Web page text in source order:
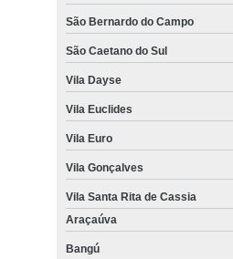
São Bernardo do Campo
São Caetano do Sul
Vila Dayse
Vila Euclides
Vila Euro
Vila Gonçalves
Vila Santa Rita de Cassia
Araçaúva
Bangú